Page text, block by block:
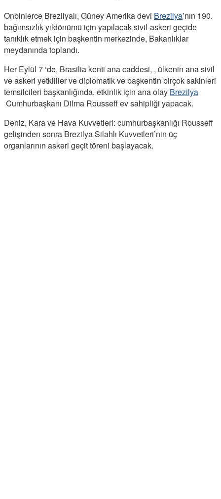
Onbinlerce Brezilyalı, Güney Amerika devi Brezilya’nın 190.
bağımsızlık yıldönümü için yapılacak sivil-askeri geçide
tanıklık etmek için başkentin merkezinde, Bakanlıklar
meydanında toplandı.
Her Eylül 7 ‘de, Brasilia kenti ana caddesi, , ülkenin ana sivil
ve askeri yetkililer ve diplomatik ve başkentin birçok sakinleri
temsilcileri başkanlığında, etkinlik için ana olay Brezilya
Cumhurbaşkanı Dilma Rousseff ev sahipliği yapacak.
Deniz, Kara ve Hava Kuvvetleri: cumhurbaşkanlığı Rousseff
gelişinden sonra Brezilya Silahlı Kuvvetleri’nin üç
organlarının askeri geçit töreni başlayacak.